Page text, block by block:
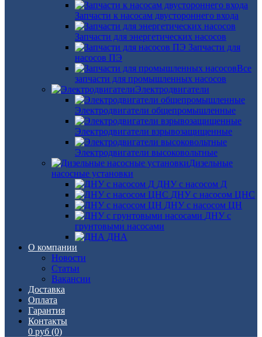
Запчасти к насосам двустороннего входа
Запчасти для энергетических насосов
Запчасти для
насосов ПЭ
Все
запчасти для промышленных насосов
Электродвигатели
Электродвигатели общепромышленные
Электродвигатели взрывозащищенные
Электродвигатели высоковольтные
Дизельные
насосные установки
ДНУ с насосом Д
ДНУ с насосом ЦНС
ДНУ с насосом ЦН
ДНУ с
грунтовыми насосами
ДНА
О компании
Новости
Статьи
Вакансии
Доставка
Оплата
Гарантия
Контакты
0 руб (0)